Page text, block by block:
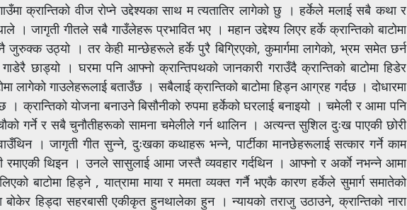
क्रान्तिको वीज रोप्ने उद्देश्यका साथ म त्यतातिर लागेको छु । हर्केले मलाई सबै कथा र
। जागृती गीतले सबै गाउँलेहरू प्रभावित भए । महान उद्देश्य लिएर हर्के क्रान्तिको बाटोमा
जुरुक्क उठ्यो । तर केही मान्छेहरूले हर्के पुरै बिग्रिएको, कुमार्गमा लागेको, भ्रम समेत छर्न
छाड्यो । घरमा पनि आफ्नो क्रान्तिपथको जानकारी गराउँदै क्रान्तिको बाटोमा हिडेर
लागेको गाउलेहरूलाई बताउँछ । सबैलाई क्रान्तिको बाटोमा हिड्न आग्रह गर्दछ । दोधारमा
क्रान्तिको योजना बनाउने बिसौनीको रुपमा हर्केको घरलाई बनाइयो । चमेली र आमा पनि
गर्ने र सबै चुनौतीहरूको सामना चमेलीले गर्न थालिन । अत्यन्त सुशिल दुःख पाएकी छोरी
। जागृती गीत सुन्ने, दुःखका कथाहरू भन्ने, पार्टीका मानछेहरूलाई सत्कार गर्ने काम
रमाएकी थिइन । उनले सासुलाई आमा जस्तै व्यवहार गर्दथिन । आफ्नो र अर्काे नभन्ने आमा
बाटोमा हिड्ने , यात्रामा माया र ममता व्यक्त गर्नै भएकै कारण हर्केले सुमार्ग समातेको
बोकेर हिड्दा सहरबासी एकीकृत हुनथालेका हुन । न्यायको तराजु उठाउने, क्रान्तिको नारा